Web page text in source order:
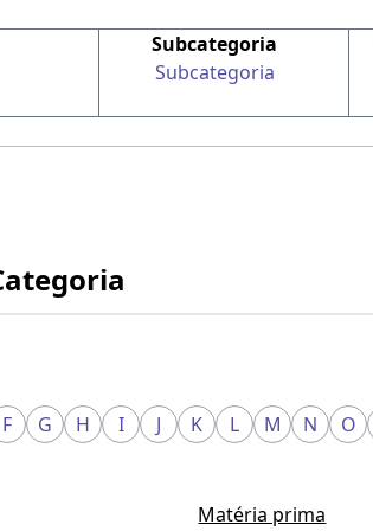
Subcategoria
Subcategoria
F G H I J K L M N O
Matéria prima